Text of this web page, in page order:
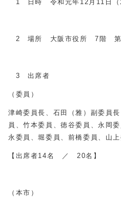
1 日時 令和元年12月11日（
2 場所 大阪市役所 7階 第4
3 出席者
（委員）
津崎委員長、石田（雅）副委員
員、竹本委員、徳谷委員、永岡
永委員、堀委員、前橋委員、山
【出席者14名 ／ 20名】
（本市）